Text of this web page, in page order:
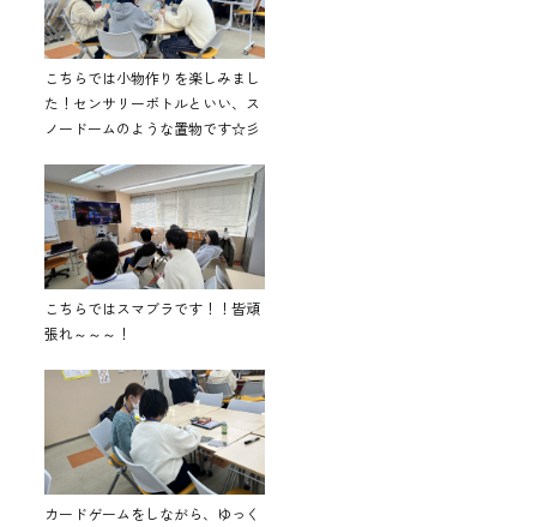
こちらでは小物作りを楽しみまし
た！センサリーボトルといい、ス
ノードームのような置物です☆彡
こちらではスマブラです！！皆頑
張れ～～～！
カードゲームをしながら、ゆっく